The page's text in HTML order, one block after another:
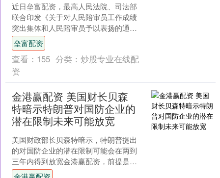
近日垒富配资，最高人民法院、司法部
联合印发《关于对人民陪审员工作成绩
突出集体和人民陪审员予以表扬的通
报》，云城法院选任的人民陪审员陈海
敏荣获“工作成绩突出的人民....
垒富配资
查看： 155 分类： 炒股专业在线配
资
金港赢配资 美国财长贝森
特暗示特朗普对国防企业的
潜在限制未来可能放宽
美国财政部长贝森特暗示，特朗普提出
的对国防企业的潜在限制可能会在两到
三年内得到放宽金港赢配资，前提是这
些企业提高产量以更快地履行合同。 “一